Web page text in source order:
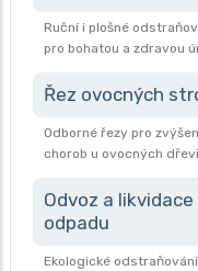
Ruční i plošné
pro bohatou a zdravou
Řez ovocných
Odborné řezy pro
chorob u ovocných
Odvoz a
odpadu
Ekologické